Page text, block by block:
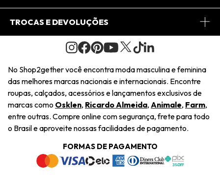
Journal
Saiu na Mídia
Sustentabilidade
Navegando
Termos e Condições
Regulamento e Promoções
Minha Conta
Pedido de Presente
Wishlist
TROCAS E DEVOLUÇÕES
Condições Gerais
Troca Fácil
Restituição de Pagamento
Dúvidas Frequentes
Termos e Condições
Política de Privacidade
No Shop2gether você encontra moda masculina e feminina
das melhores marcas nacionais e internacionais. Encontre
roupas, calçados, acessórios e lançamentos exclusivos de
marcas como Osklen, Ricardo Almeida, Animale, Farm,
entre outras. Compre online com segurança, frete para todo
o Brasil e aproveite nossas facilidades de pagamento.
FORMAS DE PAGAMENTO